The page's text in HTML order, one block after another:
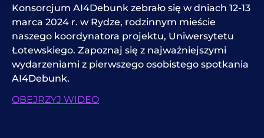
Konsorcjum AI4Debunk zebrało się w dniach 12-13
marca 2024 r. w Rydze, rodzinnym mieście
naszego koordynatora projektu, Uniwersytetu
Łotewskiego. Zapoznaj się z najważniejszymi
wydarzeniami z pierwszego osobistego spotkania
AI4Debunk.
OBEJRZYJ WIDEO